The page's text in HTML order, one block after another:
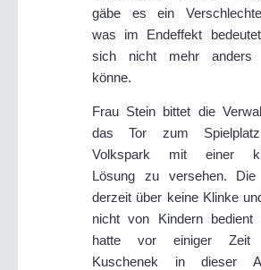
gäbe es ein
was im Endeffekt
sich nicht mehr anders
könne.
Frau Stein bittet die
das Tor zum
Volkspark mit einer
Lösung zu versehen.
derzeit über keine Klinke
nicht von Kindern bedient
hatte vor einiger Zeit
Kuschenek in dieser